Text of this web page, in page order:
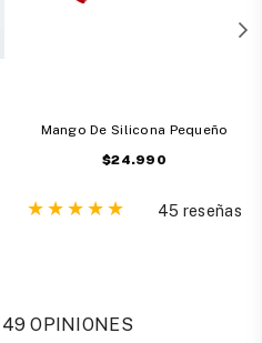
Mango De Silicona Pequeño
Precio
$24.990
45 reseñas
49 OPINIONES